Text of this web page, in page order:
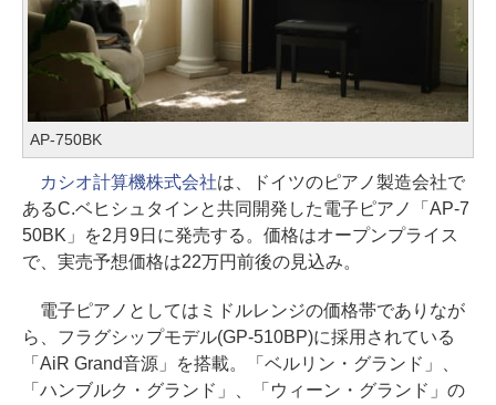
AP-750BK
カシオ計算機株式会社は、ドイツのピアノ製造会社で
あるC.ベヒシュタインと共同開発した電子ピアノ「AP-7
50BK」を2月9日に発売する。価格はオープンプライス
で、実売予想価格は22万円前後の見込み。
電子ピアノとしてはミドルレンジの価格帯でありなが
ら、フラグシップモデル(GP-510BP)に採用されている
「AiR Grand音源」を搭載。「ベルリン・グランド」、
「ハンブルク・グランド」、「ウィーン・グランド」の